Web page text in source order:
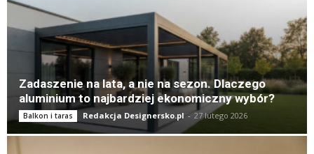
Zadaszenie na lata, a nie na sezon. Dlaczego
aluminium to najbardziej ekonomiczny wybór?
Balkon i taras Redakcja Designersko.pl - 27 lutego 2026